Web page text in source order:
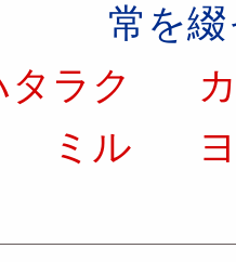
常を
ラク
ミル